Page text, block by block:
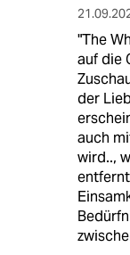
"The
auf die
der
auch
wird..,